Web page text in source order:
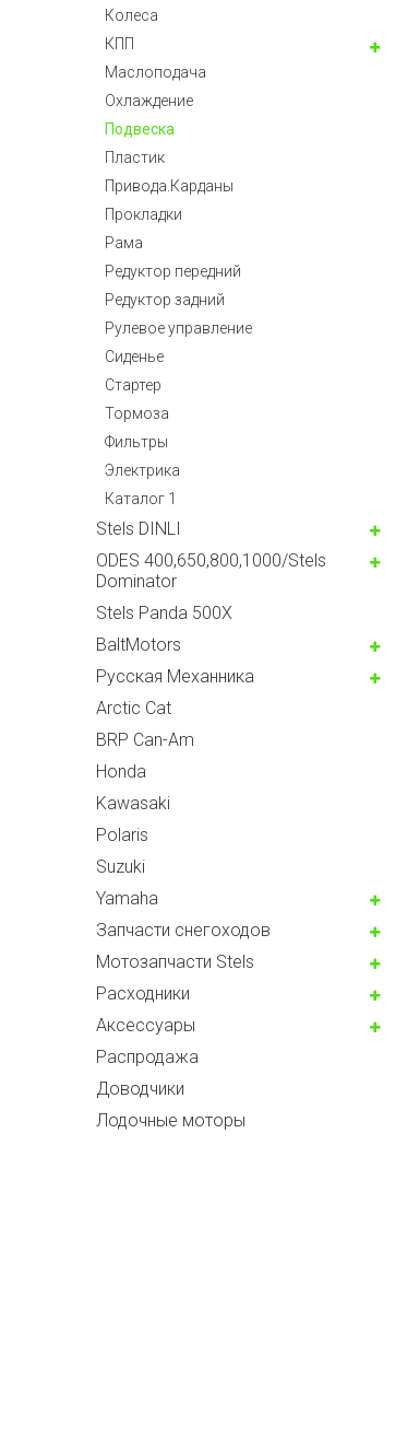
Колеса
КПП
Маслоподача
Охлаждение
Подвеска
Пластик
Привода.Карданы
Прокладки
Рама
Редуктор передний
Редуктор задний
Рулевое управление
Сиденье
Стартер
Тормоза
Фильтры
Электрика
Каталог 1
Stels DINLI
ODES 400,650,800,1000/Stels
Dominator
Stels Panda 500X
BaltMotors
Русская Механника
Arctic Cat
BRP Can-Am
Honda
Kawasaki
Polaris
Suzuki
Yamaha
Запчасти снегоходов
Мотозапчасти Stels
Расходники
Аксессуары
Распродажа
Доводчики
Лодочные моторы